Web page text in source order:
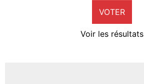
VOTER
Voir les résultats